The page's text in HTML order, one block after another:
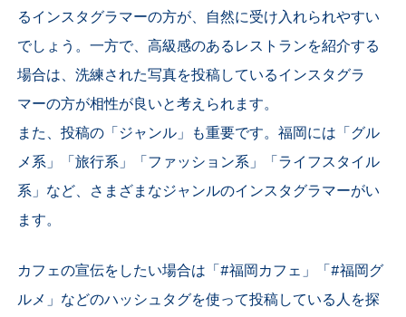
るインスタグラマーの方が、自然に受け入れられやすい
でしょう。一方で、高級感のあるレストランを紹介する
場合は、洗練された写真を投稿しているインスタグラ
マーの方が相性が良いと考えられます。
また、投稿の「ジャンル」も重要です。福岡には「グル
メ系」「旅行系」「ファッション系」「ライフスタイル
系」など、さまざまなジャンルのインスタグラマーがい
ます。
カフェの宣伝をしたい場合は「#福岡カフェ」「#福岡グ
ルメ」などのハッシュタグを使って投稿している人を探